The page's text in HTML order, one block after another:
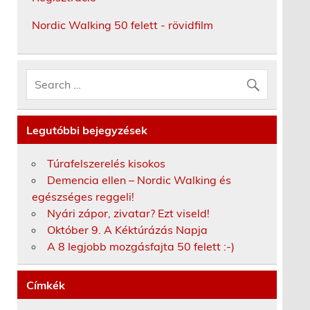
Nordic Walking 50 felett - rövidfilm
Legutóbbi bejegyzések
Túrafelszerelés kisokos
Demencia ellen – Nordic Walking és
egészséges reggeli!
Nyári zápor, zivatar? Ezt viseld!
Október 9. A Kéktúrázás Napja
A 8 legjobb mozgásfajta 50 felett :-)
Címkék